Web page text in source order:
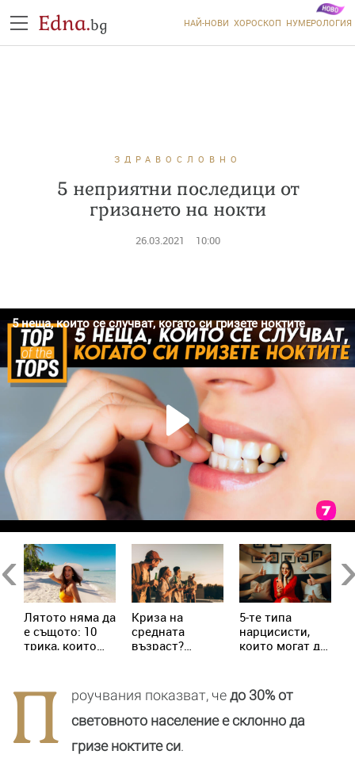
Edna.bg НАЙ-НОВИ ХОРОСКОП НУМЕРОЛОГИЯ
ЗДРАВОСЛОВНО
5 неприятни последици от
гризането на нокти
26.03.2021 10:00
Лятото няма да
е същото: 10
трика, които
Криза на
средната
възраст?
правилата
5-те типа
нарцисисти,
които могат да
всеки ден
П роучвания показват, чедо 30% от
световното население е склонно да
гризе ноктите си.